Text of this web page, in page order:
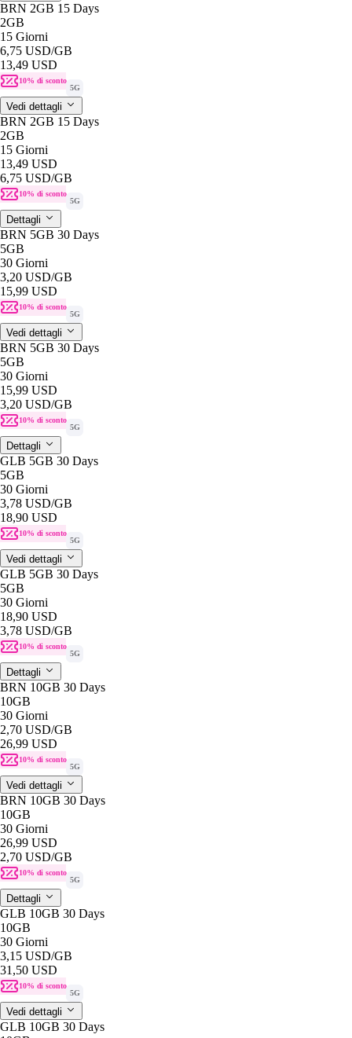
BRN 2GB 15 Days
2GB
15 Giorni
6,75 USD/GB
13,49 USD
10% di sconto
5G
Vedi dettagli
BRN 2GB 15 Days
2GB
15 Giorni
13,49 USD
6,75 USD/GB
10% di sconto
5G
Dettagli
BRN 5GB 30 Days
5GB
30 Giorni
3,20 USD/GB
15,99 USD
10% di sconto
5G
Vedi dettagli
BRN 5GB 30 Days
5GB
30 Giorni
15,99 USD
3,20 USD/GB
10% di sconto
5G
Dettagli
GLB 5GB 30 Days
5GB
30 Giorni
3,78 USD/GB
18,90 USD
10% di sconto
5G
Vedi dettagli
GLB 5GB 30 Days
5GB
30 Giorni
18,90 USD
3,78 USD/GB
10% di sconto
5G
Dettagli
BRN 10GB 30 Days
10GB
30 Giorni
2,70 USD/GB
26,99 USD
10% di sconto
5G
Vedi dettagli
BRN 10GB 30 Days
10GB
30 Giorni
26,99 USD
2,70 USD/GB
10% di sconto
5G
Dettagli
GLB 10GB 30 Days
10GB
30 Giorni
3,15 USD/GB
31,50 USD
10% di sconto
5G
Vedi dettagli
GLB 10GB 30 Days